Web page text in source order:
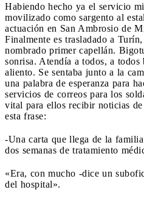
Habiendo hecho ya el servicio
movilizado como sargento al
actuación en San Ambrosio de
Finalmente es trasladado a
nombrado primer capellán.
sonrisa. Atendía a todos, a todos
alien­to. Se sentaba junto a la
una palabra de esperanza para
servicios de correos para los
vital para ellos recibir noticias
esta frase:
-Una carta que llega de la
dos semanas de tratamiento
«Era, con mucho -dice un
del hospital».